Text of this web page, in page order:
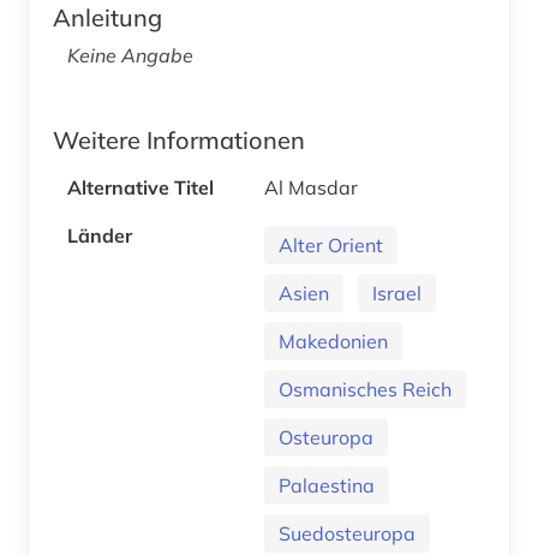
Anleitung
Keine Angabe
Weitere Informationen
Alternative Titel
Al Masdar
Länder
Alter Orient
Asien
Israel
Makedonien
Osmanisches Reich
Osteuropa
Palaestina
Suedosteuropa